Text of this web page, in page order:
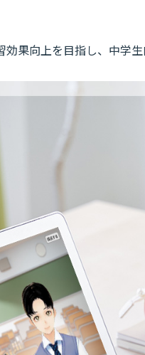
果向上を目指し、中学